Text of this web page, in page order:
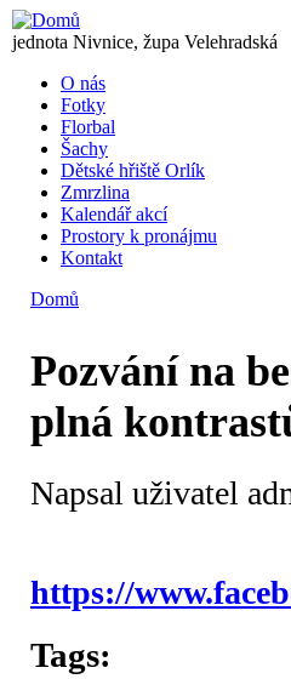
Přejít k hlavnímu obsahu
OREL
jednota Nivnice, župa Velehradská
Hlavní menu
O nás
Fotky
Florbal
Šachy
Dětské hřiště Orlík
Zmrzlina
Kalendář akcí
Prostory k pronájmu
Kontakt
Domů
Pozvání na
plná
Napsal uživatel
https://
Tags: